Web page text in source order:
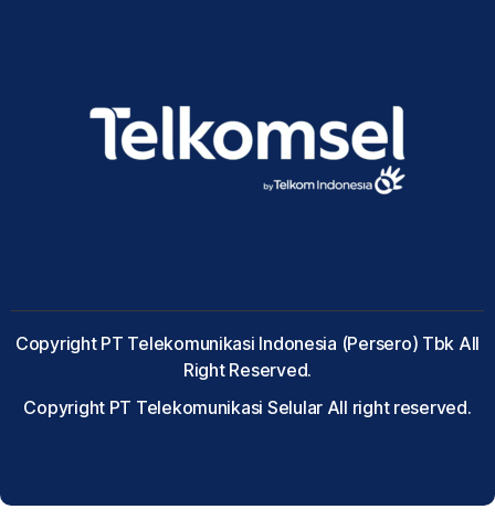
Copyright PT Telekomunikasi Indonesia (Persero) Tbk All
Right Reserved.
Copyright PT Telekomunikasi Selular All right reserved.